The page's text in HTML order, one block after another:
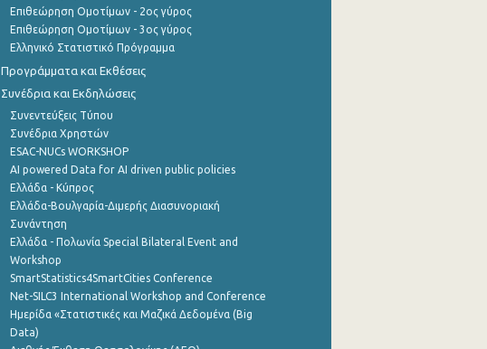
Επιθεώρηση Ομοτίμων - 2ος γύρος
Επιθεώρηση Ομοτίμων - 3ος γύρος
Ελληνικό Στατιστικό Πρόγραμμα
Προγράμματα και Εκθέσεις
Συνέδρια και Εκδηλώσεις
Συνεντεύξεις Τύπου
Συνέδρια Χρηστών
ESAC-NUCs WORKSHOP
AI powered Data for AI driven public policies
Ελλάδα - Κύπρος
Ελλάδα-Βουλγαρία-Διμερής Διασυνοριακή
Συνάντηση
Ελλάδα - Πολωνία Special Bilateral Event and
Workshop
SmartStatistics4SmartCities Conference
Net-SILC3 International Workshop and Conference
Ημερίδα «Στατιστικές και Μαζικά Δεδομένα (Big
Data)